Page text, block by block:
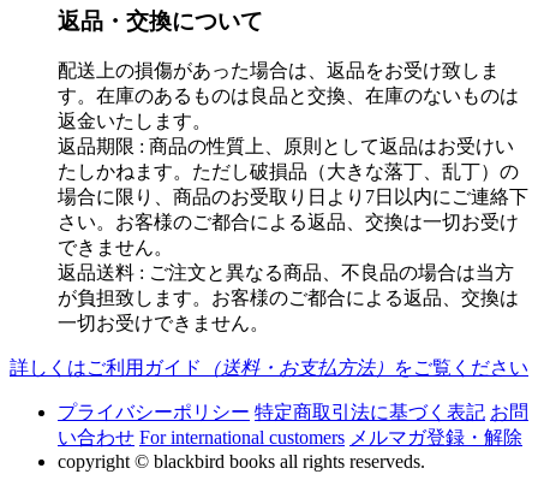
返品・交換について
配送上の損傷があった場合は、返品をお受け致しま
す。在庫のあるものは良品と交換、在庫のないものは
返金いたします。
返品期限 : 商品の性質上、原則として返品はお受けい
たしかねます。ただし破損品（大きな落丁、乱丁）の
場合に限り、商品のお受取り日より7日以内にご連絡下
さい。お客様のご都合による返品、交換は一切お受け
できません。
返品送料 : ご注文と異なる商品、不良品の場合は当方
が負担致します。お客様のご都合による返品、交換は
一切お受けできません。
詳しくはご利用ガイド （送料・お支払方法） をご覧ください
プライバシーポリシー 特定商取引法に基づく表記 お問
い合わせ For international customers メルマガ登録・解除
copyright © blackbird books all rights reserveds.